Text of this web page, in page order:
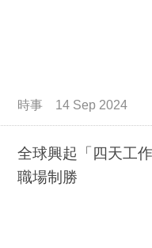
時事 14 Sep 2024
全球興起「四天工
職場制勝